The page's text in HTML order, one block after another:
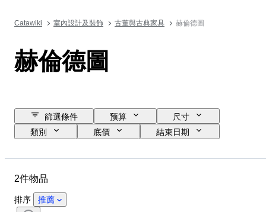
Catawiki 室內設計及裝飾 古董與古典家具 赫倫德圖
赫倫德圖
篩選條件 预算
尺寸
類別
底價
結束日期
時期
時代
2件物品
排序 推薦